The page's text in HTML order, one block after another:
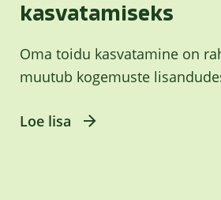
kasvatamiseks
Oma toidu kasvatamine on
muutub kogemuste
Loe lisa